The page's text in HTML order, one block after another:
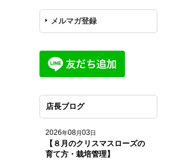
メルマガ登録
店長ブログ
2026年08月03日
【８月のクリスマスローズの
育て方・栽培管理】